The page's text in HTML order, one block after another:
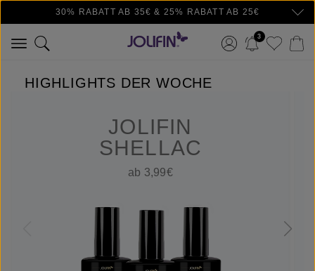
Zum Hauptinhalt springen
30% RABATT AB 35€ & 25% RABATT AB 25€
3
HIGHLIGHTS DER WOCHE
JOLIFIN
SHELLAC
ab 3,99€